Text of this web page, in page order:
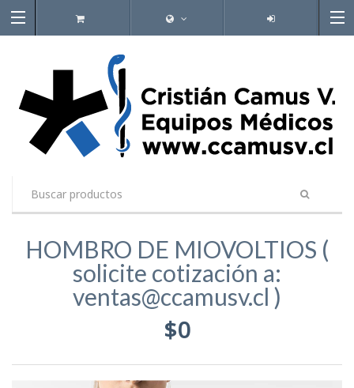
HOMBRO DE MIOVOLTIOS (
solicite cotización a:
ventas@ccamusv.cl )
$0